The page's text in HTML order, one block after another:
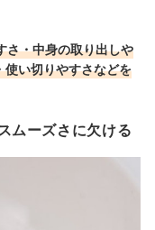
さ・中身の取り出しや
使い切りやすさなどを
ムーズさに欠ける